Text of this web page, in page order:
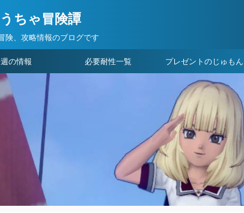
ちゃ冒険譚
険、攻略情報のブログです
の情報 必要耐性一覧 プレゼントのじゅもん